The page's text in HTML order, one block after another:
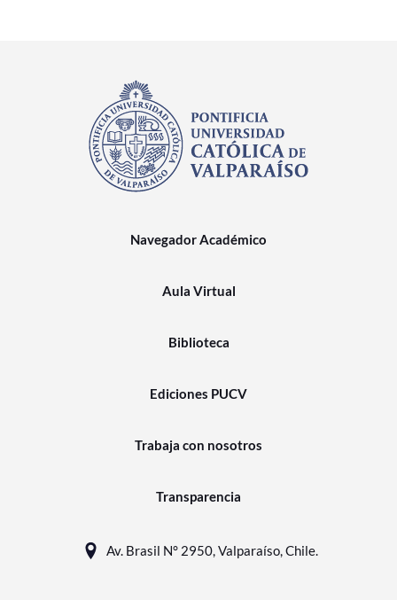
Navegador Académico
Aula Virtual
Biblioteca
Ediciones PUCV
Trabaja con nosotros
Transparencia
Av. Brasil N° 2950, Valparaíso, Chile.